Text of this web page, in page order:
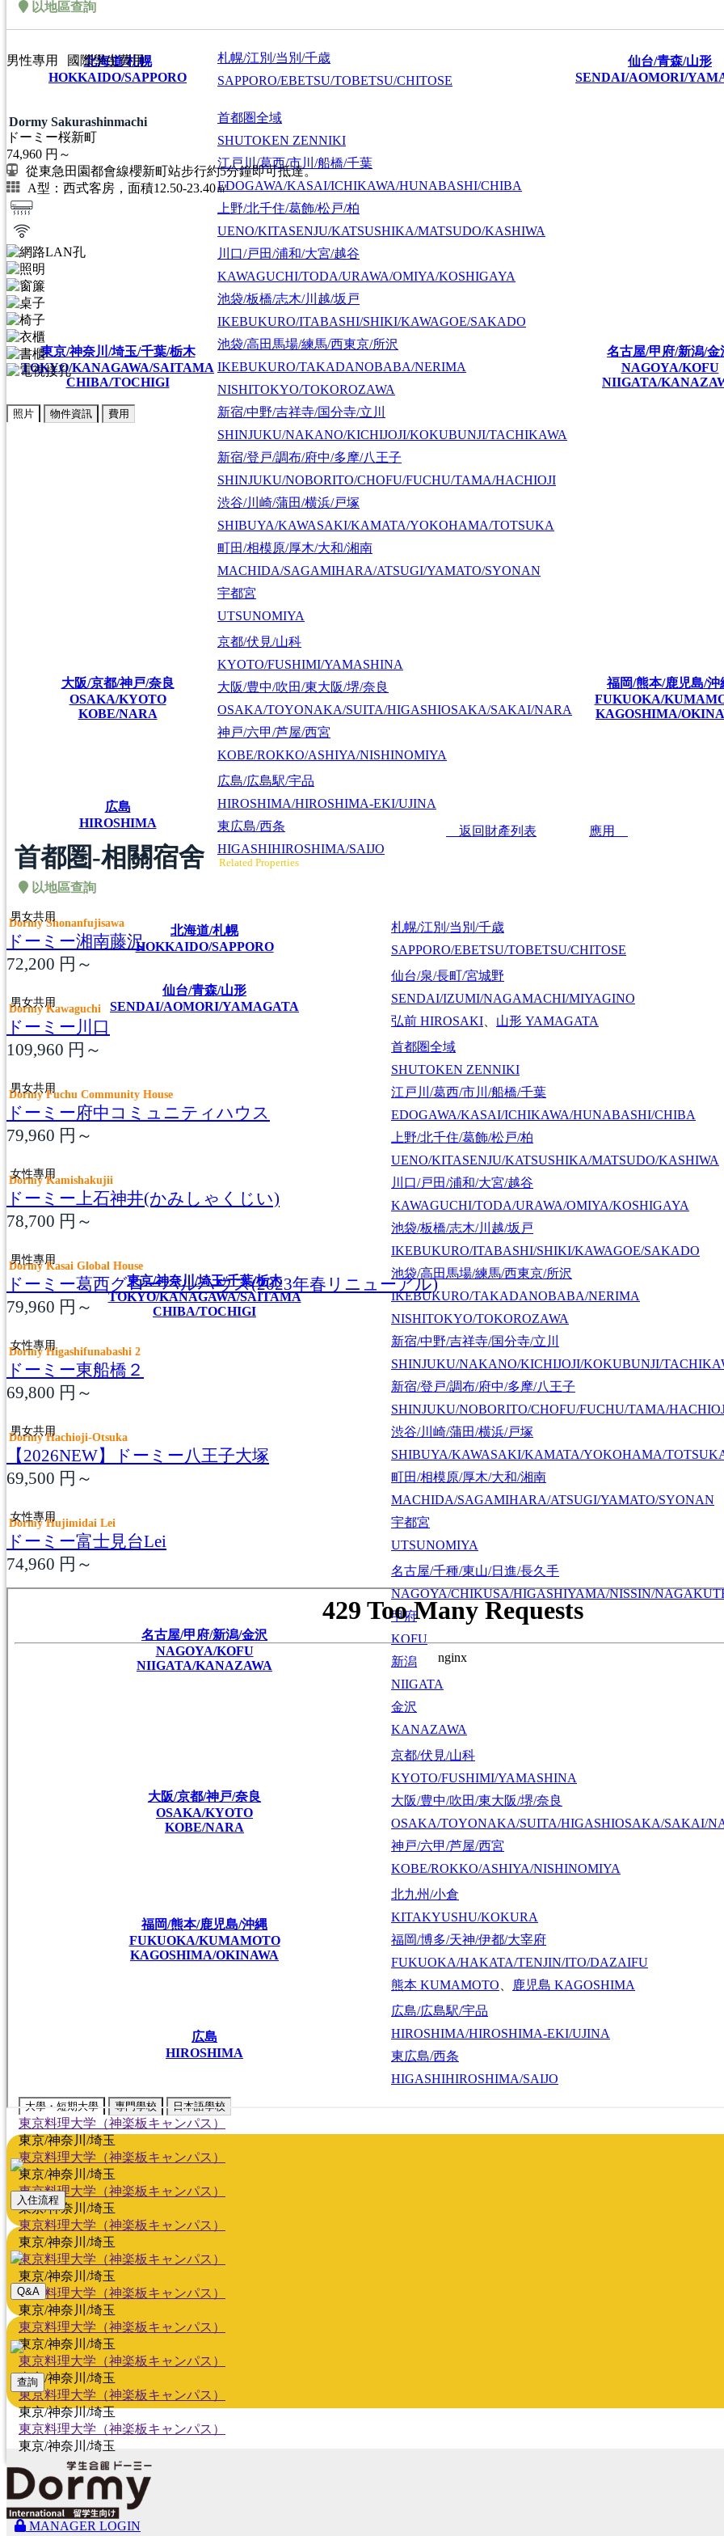
以地區查詢
北海道/札幌
HOKKAIDO/SAPPORO
札幌/江別/当別/千歳
SAPPORO/EBETSU/TOBETSU/CHITOSE
仙台/青森/山形
SENDAI/AOMORI/
東京/神奈川/埼玉/千葉/栃木
TOKYO/KANAGAWA/SAITAMA
CHIBA/TOCHIGI
首都圏全域
SHUTOKEN ZENNIKI
江戸川/葛西/市川/船橋/千葉
EDOGAWA/KASAI/ICHIKAWA/HUNABASHI/CHIBA
上野/北千住/葛飾/松戸/柏
UENO/KITASENJU/KATSUSHIKA/MATSUDO/KASHIWA
川口/戸田/浦和/大宮/越谷
KAWAGUCHI/TODA/URAWA/OMIYA/KOSHIGAYA
池袋/板橋/志木/川越/坂戸
IKEBUKURO/ITABASHI/SHIKI/KAWAGOE/SAKADO
池袋/高田馬場/練馬/西東京/所沢
IKEBUKURO/TAKADANOBABA/NERIMA
NISHITOKYO/TOKOROZAWA
新宿/中野/吉祥寺/国分寺/立川
SHINJUKU/NAKANO/KICHIJOJI/KOKUBUNJI/TACHIKAWA
新宿/登戸/調布/府中/多摩/八王子
SHINJUKU/NOBORITO/CHOFU/FUCHU/TAMA/HACHIOJI
渋谷/川崎/蒲田/横浜/戸塚
SHIBUYA/KAWASAKI/KAMATA/YOKOHAMA/TOTSUKA
町田/相模原/厚木/大和/湘南
MACHIDA/SAGAMIHARA/ATSUGI/YAMATO/SYONAN
宇都宮
UTSUNOMIYA
名古屋/甲府/新潟/金
NAGOYA/KOFU
NIIGATA/
大阪/京都/神戸/奈良
OSAKA/KYOTO
KOBE/NARA
京都/伏見/山科
KYOTO/FUSHIMI/YAMASHINA
大阪/豊中/吹田/東大阪/堺/奈良
OSAKA/TOYONAKA/SUITA/HIGASHIOSAKA/SAKAI/NARA
神戸/六甲/芦屋/西宮
KOBE/ROKKO/ASHIYA/NISHINOMIYA
福岡/熊本/鹿児島/沖
FUKUOKA/
KAGOSHIMA/
広島
HIROSHIMA
広島/広島駅/宇品
HIROSHIMA/HIROSHIMA-EKI/UJINA
東広島/西条
HIGASHIHIROSHIMA/SAIJO
以地區查詢
北海道/札幌
HOKKAIDO/SAPPORO
札幌/江別/当別/千歳
SAPPORO/EBETSU/TOBETSU/CHITOSE
仙台/青森/山形
SENDAI/AOMORI/YAMAGATA
仙台/泉/長町/宮城野
SENDAI/IZUMI/NAGAMACHI/MIYAGINO
弘前 HIROSAKI 山形 YAMAGATA
東京/神奈川/埼玉/千葉/栃木
TOKYO/KANAGAWA/SAITAMA
CHIBA/TOCHIGI
首都圏全域
SHUTOKEN ZENNIKI
江戸川/葛西/市川/船橋/千葉
EDOGAWA/KASAI/ICHIKAWA/HUNABASHI/CHIBA
上野/北千住/葛飾/松戸/柏
UENO/KITASENJU/KATSUSHIKA/MATSUDO/KASHIWA
川口/戸田/浦和/大宮/越谷
KAWAGUCHI/TODA/URAWA/OMIYA/KOSHIGAYA
池袋/板橋/志木/川越/坂戸
IKEBUKURO/ITABASHI/SHIKI/KAWAGOE/SAKADO
池袋/高田馬場/練馬/西東京/所沢
IKEBUKURO/TAKADANOBABA/NERIMA
NISHITOKYO/TOKOROZAWA
新宿/中野/吉祥寺/国分寺/立川
SHINJUKU/NAKANO/KICHIJOJI/KOKUBUNJI/
新宿/登戸/調布/府中/多摩/八王子
SHINJUKU/NOBORITO/CHOFU/FUCHU/TAMA/
渋谷/川崎/蒲田/横浜/戸塚
SHIBUYA/KAWASAKI/KAMATA/YOKOHAMA/
町田/相模原/厚木/大和/湘南
MACHIDA/SAGAMIHARA/ATSUGI/YAMATO/SYONAN
宇都宮
UTSUNOMIYA
名古屋/甲府/新潟/金沢
NAGOYA/KOFU
NIIGATA/KANAZAWA
名古屋/千種/東山/日進/長久手
NAGOYA/CHIKUSA/HIGASHIYAMA/NISSIN/
甲府
KOFU
新潟
NIIGATA
金沢
KANAZAWA
大阪/京都/神戸/奈良
OSAKA/KYOTO
KOBE/NARA
京都/伏見/山科
KYOTO/FUSHIMI/YAMASHINA
大阪/豊中/吹田/東大阪/堺/奈良
OSAKA/TOYONAKA/SUITA/HIGASHIOSAKA/SAKAI/
神戸/六甲/芦屋/西宮
KOBE/ROKKO/ASHIYA/NISHINOMIYA
福岡/熊本/鹿児島/沖縄
FUKUOKA/KUMAMOTO
KAGOSHIMA/OKINAWA
北九州/小倉
KITAKYUSHU/KOKURA
福岡/博多/天神/伊都/大宰府
FUKUOKA/HAKATA/TENJIN/ITO/DAZAIFU
熊本 KUMAMOTO 鹿児島 KAGOSHIMA
広島
HIROSHIMA
広島/広島駅/宇品
HIROSHIMA/HIROSHIMA-EKI/UJINA
東広島/西条
HIGASHIHIROSHIMA/SAIJO
大學・短期大學 專門學校 日本語學校
東京料理大学（神楽板キャンパス）
東京/神奈川/埼玉
東京料理大学（神楽板キャンパス）
東京/神奈川/埼玉
東京料理大学（神楽板キャンパス）
東京/神奈川/埼玉
東京料理大学（神楽板キャンパス）
東京/神奈川/埼玉
東京料理大学（神楽板キャンパス）
東京/神奈川/埼玉
東京料理大学（神楽板キャンパス）
東京/神奈川/埼玉
東京料理大学（神楽板キャンパス）
東京/神奈川/埼玉
東京料理大学（神楽板キャンパス）
東京/神奈川/埼玉
東京料理大学（神楽板キャンパス）
東京/神奈川/埼玉
東京料理大学（神楽板キャンパス）
東京/神奈川/埼玉
男性專用 國際學生費用
Dormy Sakurashinmachi
ドーミー桜新町
74,960 円～
從東急田園都會線櫻新町站步行約5分鐘即可抵達。
A型：西式客房，面積12.50-23.40㎡
照片 物件資訊 費用
返回財產列表 應用
首都圏-相關宿舍 Related Properties
男女共用
Dormy Shonanfujisawa
ドーミー湘南藤沢
72,200 円～
男女共用
Dormy Kawaguchi
ドーミー川口
109,960 円～
男女共用
Dormy Fuchu Community House
ドーミー府中コミュニティハウス
79,960 円～
女性專用
Dormy Kamishakujii
ドーミー上石神井(かみしゃくじい)
78,700 円～
男性專用
Dormy Kasai Global House
ドーミー葛西グローバルハウス(2023年春リニューアル)
79,960 円～
女性專用
Dormy Higashifunabashi 2
ドーミー東船橋２
69,800 円～
男女共用
Dormy Hachioji-Otsuka
【2026NEW】ドーミー八王子大塚
69,500 円～
女性專用
Dormy Hujimidai Lei
ドーミー富士見台Lei
74,960 円～
入住流程
Q&A
查詢
MANAGER LOGIN